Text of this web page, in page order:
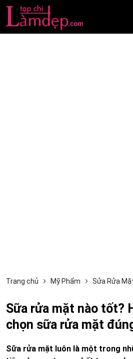
Trang chủ Mỹ Phẩm Sửa Rửa
Sữa rửa mặt nào tốt?
chọn sữa rửa mặt
Sữa rửa mặt luôn là một trong